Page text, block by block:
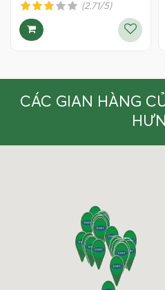
(2.71/5)
CÁC GIAN HÀNG